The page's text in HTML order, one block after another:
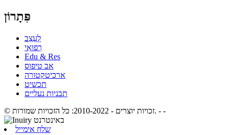
פִּתָרוֹן
לְעַצֵב
רְפוּאִי
Edu & Res
אב טיפוס
ארכיטקטורה
תכשיט
תבניות נעליים
© זכויות יוצרים - 2010-2022: כל הזכויות שמורות. - -
שלח אימייל